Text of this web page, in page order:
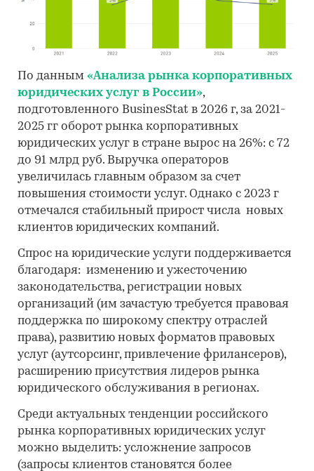
По данным «Анализа рынка корпоративных
юридических услуг в России»,
подготовленного BusinesStat в 2026 г, за 2021-
2025 гг оборот рынка корпоративных
юридических услуг в стране вырос на 26%: с 72
до 91 млрд руб. Выручка операторов
увеличилась главным образом за счет
повышения стоимости услуг. Однако с 2023 г
отмечался стабильный прирост числа новых
клиентов юридических компаний.
Спрос на юридические услуги поддерживается
благодаря: изменению и ужесточению
законодательства, регистрации новых
организаций (им зачастую требуется правовая
поддержка по широкому спектру отраслей
права), развитию новых форматов правовых
услуг (аутсорсинг, привлечение фрилансеров),
расширению присутствия лидеров рынка
юридического обслуживания в регионах.
Среди актуальных тенденции российского
рынка корпоративных юридических услуг
можно выделить: усложнение запросов
(запросы клиентов становятся более